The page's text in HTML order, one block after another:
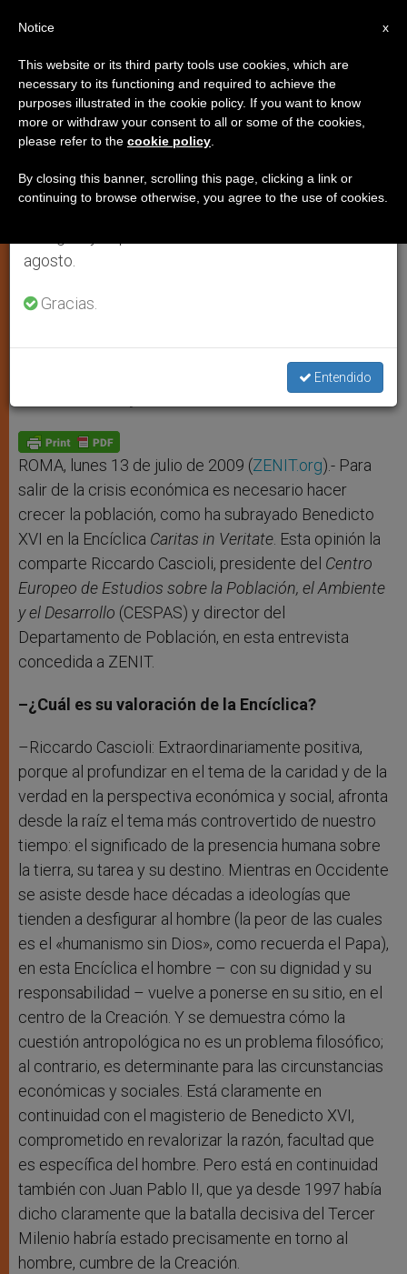
Sin crecimiento de la población
no se saldrá de la crisis
económica
Experto en población comenta la
W
s
p
p
M
e
g
e
r
F
b
o
k
T
t
S
e
ROMA, lunes 13 de julio de 2009 (ZENIT.org).- Para
salir de la crisis económica es necesario hacer
crecer la población, como ha subrayado Benedicto
XVI en la Encíclica Caritas in Veritate. Esta opinión la
comparte Riccardo Cascioli, presidente del Centro
Europeo de Estudios sobre la Población, el Ambiente
y el Desarrollo (CESPAS) y director del
Departamento de Población, en esta entrevista
concedida a ZENIT.
–¿Cuál es su valoración de la Encíclica?
–Riccardo Cascioli: Extraordinariamente positiva,
porque al profundizar en el tema de la caridad y de la
verdad en la perspectiva económica y social, afronta
desde la raíz el tema más controvertido de nuestro
tiempo: el significado de la presencia humana sobre
la tierra, su tarea y su destino. Mientras en Occidente
se asiste desde hace décadas a ideologías que
tienden a desfigurar al hombre (la peor de las cuales
es el «humanismo sin Dios», como recuerda el Papa),
en esta Encíclica el hombre – con su dignidad y su
responsabilidad – vuelve a ponerse en su sitio, en el
centro de la Creación. Y se demuestra cómo la
cuestión antropológica no es un problema filosófico;
al contrario, es determinante para las circunstancias
económicas y sociales. Está claramente en
continuidad con el magisterio de Benedicto XVI,
comprometido en revalorizar la razón, facultad que
es específica del hombre. Pero está en continuidad
también con Juan Pablo II, que ya desde 1997 había
dicho claramente que la batalla decisiva del Tercer
Milenio habría estado precisamente en torno al
hombre, cumbre de la Creación.
×
Aviso importante
Del 27 de julio al 7 de agosto haremos la pausa
anual, aprovechando que en el periodo de verano
se generan menos informaciones y también el
agosto.
Gracias.
Entendido
x
Notice
This website or its third party tools use cookies, which are
necessary to its functioning and required to achieve the
purposes illustrated in the cookie policy. If you want to know
more or withdraw your consent to all or some of the cookies,
please refer to the cookie policy
By closing this banner, scrolling this page, clicking a link or
continuing to browse otherwise, you agree to the use of cookies.